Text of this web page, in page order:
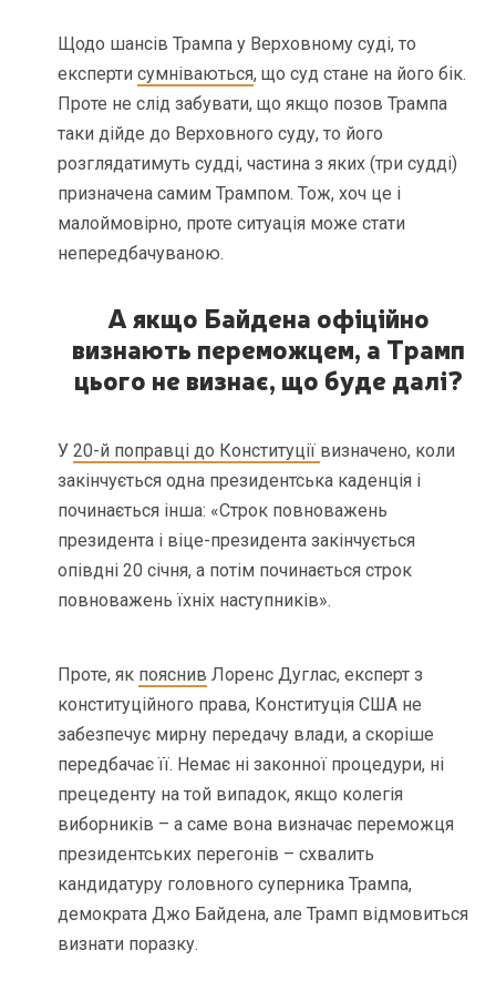
Щодо шансів Трампа у Верховному суді, то
експертисумніваються, що суд стане на його бік.
Проте не слід забувати, що якщо позов Трампа
таки дійде до Верховного суду, то його
розглядатимуть судді, частина з яких (три судді)
призначена самим Трампом. Тож, хоч це і
малоймовірно, проте ситуація може стати
непередбачуваною.
А якщо Байдена офіційно
визнають переможцем, а Трамп
цього не визнає, що буде далі?
У20-й поправці до Конституції визначено, коли
закінчується одна президентська каденція і
починається інша: «Строк повноважень
президента і віце-президента закінчується
опівдні 20 січня, а потім починається строк
повноважень їхніх наступників».
Проте, як пояснив Лоренс Дуглас, експерт з
конституційного права, Конституція США не
забезпечує мирну передачу влади, а скоріше
передбачає її. Немає ні законної процедури, ні
прецеденту на той випадок, якщо колегія
виборників – а саме вона визначає переможця
президентських перегонів – схвалить
кандидатуру головного суперника Трампа,
демократа Джо Байдена, але Трамп відмовиться
визнати поразку.